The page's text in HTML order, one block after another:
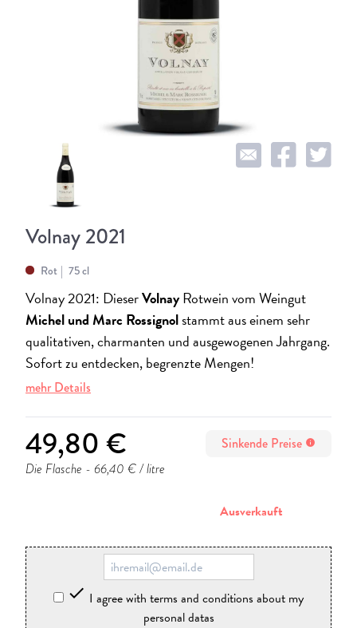
Volnay 2021
Rot 75 cl
Volnay 2021: DieserVolnayRotwein vom Weingut
Michel und Marc Rossignolstammt aus einem sehr
qualitativen, charmanten und ausgewogenen Jahrgang.
Sofort zu entdecken, begrenzte Mengen!
mehr Details
49,80 € Sinkende Preise info
Die Flasche - 66,40 € / litre
Ausverkauft
 I agree with terms and conditions about my
personal datas